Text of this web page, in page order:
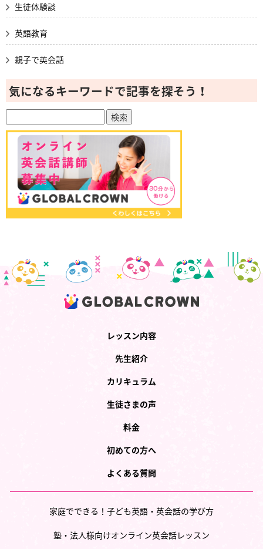
生徒体験談
英語教育
親子で英会話
気になるキーワードで記事を探そう！
レッスン内容
先生紹介
カリキュラム
生徒さまの声
料金
初めての方へ
よくある質問
家庭でできる！子ども英語・英会話の学び方
塾・法人様向けオンライン英会話レッスン